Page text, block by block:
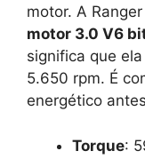
motor. A
motor 3.0 V6
significa que
5.650 rpm. É
energético
Torque: